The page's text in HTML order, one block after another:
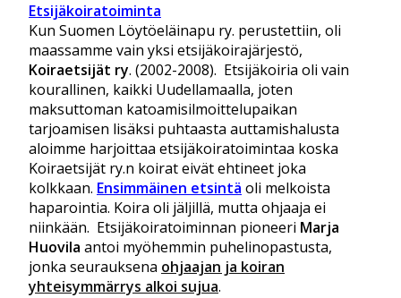
Etsijäkoiratoiminta
Kun Suomen Löytöeläinapu ry. perustettiin, oli
maassamme vain yksi etsijäkoirajärjestö,
Koiraetsijät ry. (2002-2008). Etsijäkoiria oli vain
kourallinen, kaikki Uudellamaalla, joten
maksuttoman katoamisilmoittelupaikan
tarjoamisen lisäksi puhtaasta auttamishalusta
aloimme harjoittaa etsijäkoiratoimintaa koska
Koiraetsijät ry.n koirat eivät ehtineet joka
kolkkaan. Ensimmäinen etsintä oli melkoista
haparointia. Koira oli jäljillä, mutta ohjaaja ei
niinkään. Etsijäkoiratoiminnan pioneeri Marja
Huovila antoi myöhemmin puhelinopastusta,
jonka seurauksena ohjaajan ja koiran
yhteisymmärrys alkoi sujua.